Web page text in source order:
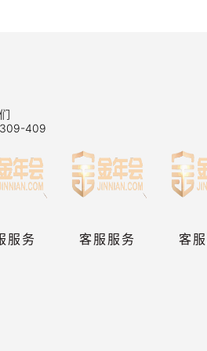
409
服务 客服服务 客